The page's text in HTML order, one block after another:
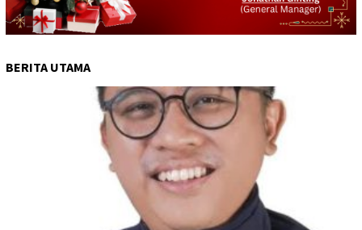
BERITA UTAMA